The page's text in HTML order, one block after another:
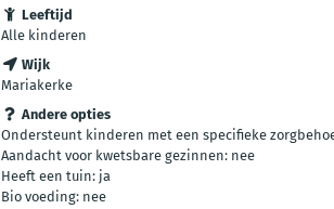
Leeftijd
Alle kinderen
Wijk
Mariakerke
Andere opties
Ondersteunt kinderen met een specifieke
Aandacht voor kwetsbare gezinnen: nee
Heeft een tuin: ja
Bio voeding: nee